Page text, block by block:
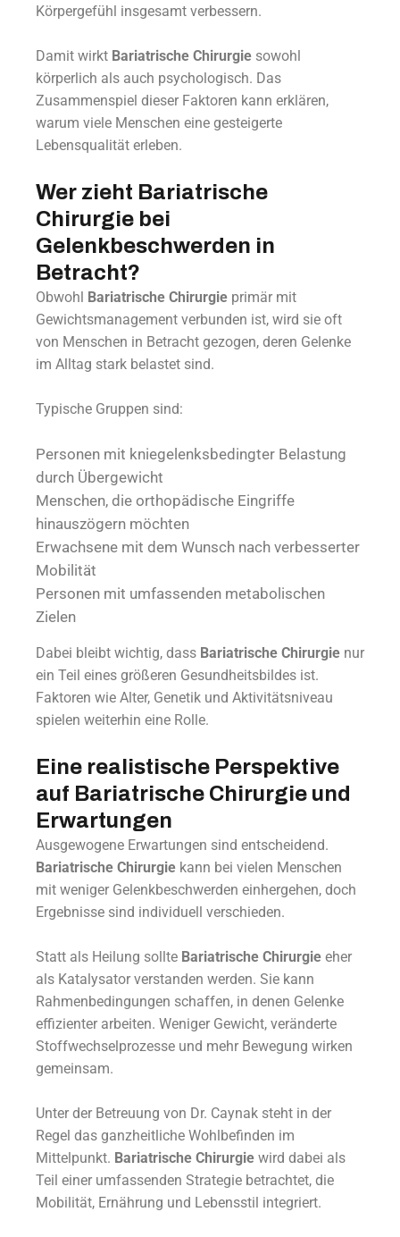
Körpergefühl insgesamt verbessern.
Damit wirkt Bariatrische Chirurgie sowohl
körperlich als auch psychologisch. Das
Zusammenspiel dieser Faktoren kann erklären,
warum viele Menschen eine gesteigerte
Lebensqualität erleben.
Wer zieht Bariatrische
Chirurgie bei
Gelenkbeschwerden in
Betracht?
Obwohl Bariatrische Chirurgie primär mit
Gewichtsmanagement verbunden ist, wird sie oft
von Menschen in Betracht gezogen, deren Gelenke
im Alltag stark belastet sind.
Typische Gruppen sind:
Personen mit kniegelenksbedingter Belastung
durch Übergewicht
Menschen, die orthopädische Eingriffe
hinauszögern möchten
Erwachsene mit dem Wunsch nach verbesserter
Mobilität
Personen mit umfassenden metabolischen
Zielen
Dabei bleibt wichtig, dass Bariatrische Chirurgie nur
ein Teil eines größeren Gesundheitsbildes ist.
Faktoren wie Alter, Genetik und Aktivitätsniveau
spielen weiterhin eine Rolle.
Eine realistische Perspektive
auf Bariatrische Chirurgie und
Erwartungen
Ausgewogene Erwartungen sind entscheidend.
Bariatrische Chirurgie kann bei vielen Menschen
mit weniger Gelenkbeschwerden einhergehen, doch
Ergebnisse sind individuell verschieden.
Statt als Heilung sollte Bariatrische Chirurgie eher
als Katalysator verstanden werden. Sie kann
Rahmenbedingungen schaffen, in denen Gelenke
effizienter arbeiten. Weniger Gewicht, veränderte
Stoffwechselprozesse und mehr Bewegung wirken
gemeinsam.
Unter der Betreuung von Dr. Caynak steht in der
Regel das ganzheitliche Wohlbefinden im
Mittelpunkt. Bariatrische Chirurgie wird dabei als
Teil einer umfassenden Strategie betrachtet, die
Mobilität, Ernährung und Lebensstil integriert.